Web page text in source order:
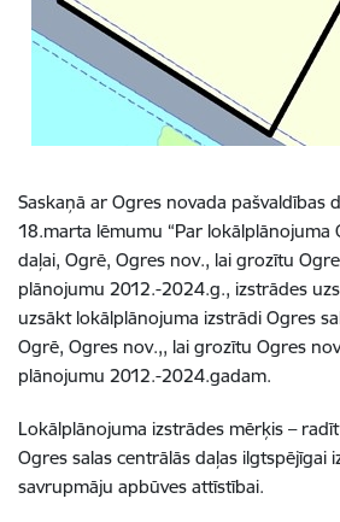
Saskaņā ar Ogres novada pašvaldības
18.marta lēmumu “Par lokālplānojuma
daļai, Ogrē, Ogres nov., lai grozītu
plānojumu 2012.-2024.g., izstrādes
uzsākt lokālplānojuma izstrādi Ogres
Ogrē, Ogres nov.,, lai grozītu Ogres
plānojumu 2012.-2024.gadam.
Lokālplānojuma izstrādes mērķis –
Ogres salas centrālās daļas ilgtspējīgai
savrupmāju apbūves attīstībai.